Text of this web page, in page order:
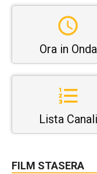
Ora in Onda
Lista Canali
FILM STASERA